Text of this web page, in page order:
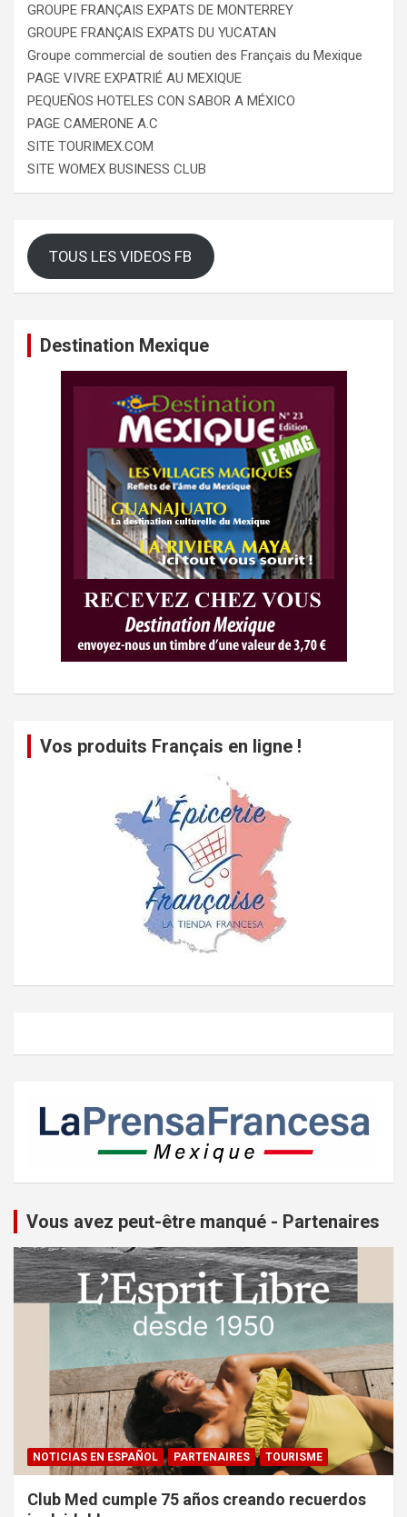
GROUPE FRANÇAIS EXPATS DE MONTERREY
GROUPE FRANÇAIS EXPATS DU YUCATAN
Groupe commercial de soutien des Français du Mexique
PAGE VIVRE EXPATRIÉ AU MEXIQUE
PEQUEÑOS HOTELES CON SABOR A MÉXICO
PAGE CAMERONE A.C
SITE TOURIMEX.COM
SITE WOMEX BUSINESS CLUB
TOUS LES VIDEOS FB
Destination Mexique
Vos produits Français en ligne !
Vous avez peut-être manqué - Partenaires
NOTICIAS EN ESPAÑOL PARTENAIRES TOURISME
Club Med cumple 75 años creando recuerdos